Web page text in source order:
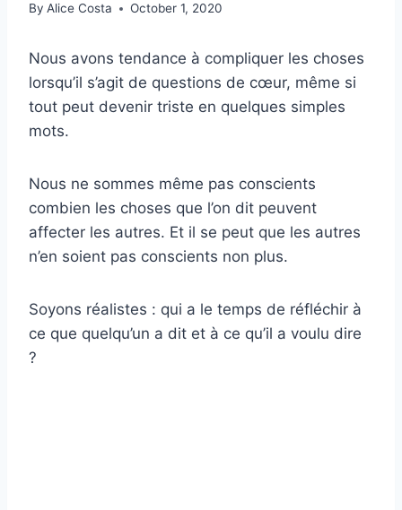
By Alice Costa October 1, 2020
Nous avons tendance à compliquer les choses
lorsqu’il s’agit de questions de cœur, même si
tout peut devenir triste en quelques simples
mots.
Nous ne sommes même pas conscients
combien les choses que l’on dit peuvent
affecter les autres. Et il se peut que les autres
n’en soient pas conscients non plus.
Soyons réalistes : qui a le temps de réfléchir à
ce que quelqu’un a dit et à ce qu’il a voulu dire
?